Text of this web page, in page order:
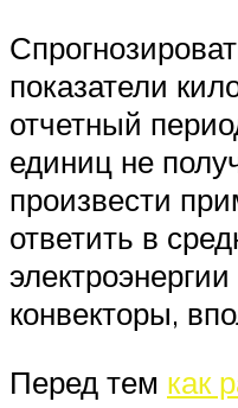
показатели
отчетный
единиц не
произвести
ответить в
конвекторы,
Перед тем как